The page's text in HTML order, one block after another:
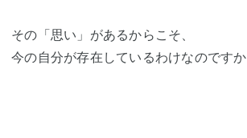
その「思い」があるからこそ、
今の自分が存在しているわけなのですか